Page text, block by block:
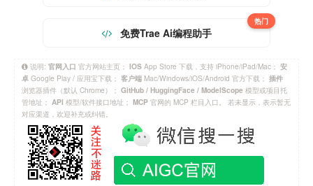
免费Trae Ai编程助手
热门
说明: 官网入口 官方网站主页； IOS App Store 下载，支持 iPhone/iPad/Mac； 安
卓 Google Play / 应用宝下载； 客户端 Mac/Windows/iOS/Android 官方下载； 插件
浏览器插件（默认 Chrome）； GitHub / HuggingFace / ModelScope 模型或项目托
管地址； API 模型/软件接口地址； MCP 官网的 MCP 栏目入口。 若未显示，表示暂无
对应渠道，欢迎补充或纠错。